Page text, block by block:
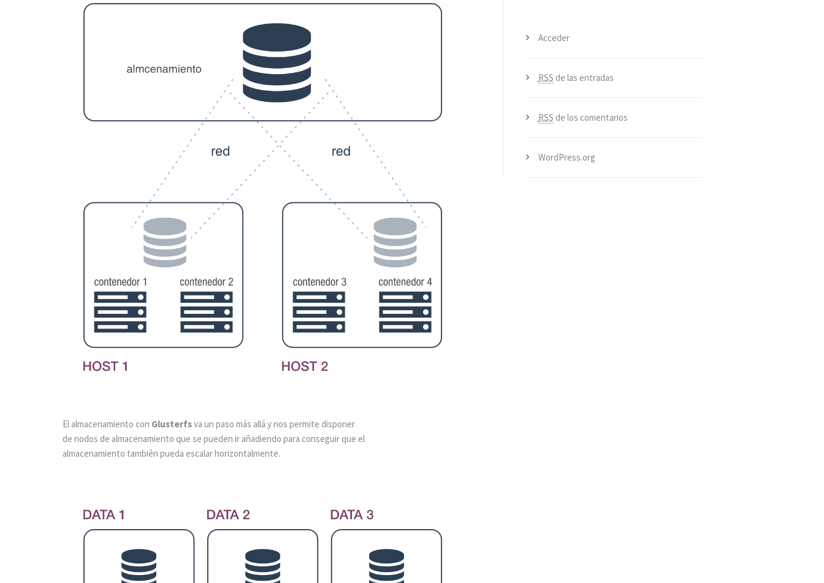
El almacenamiento con Glusterfsva un paso más allá y nos permite disponer
de nodos de almacenamiento que se pueden ir añadiendo para conseguir que el
almacenamiento también pueda escalar horizontalmente.
Acceder
RSS de las entradas
RSS de los comentarios
WordPress.org